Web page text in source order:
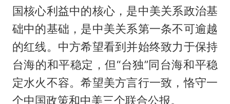
国核心利益中的核心，是中美关系政治基
础中的基础，是中美关系第一条不可逾越
的红线。中方希望看到并始终致力于保持
台海的和平稳定，但“台独”同台海和平稳
定水火不容。希望美方言行一致，恪守一
个中国政策和中美三个联合公报。